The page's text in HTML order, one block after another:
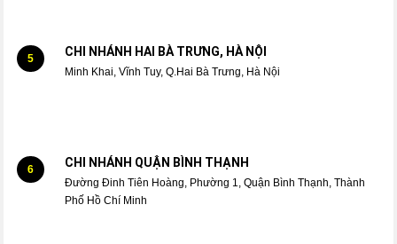
5 CHI NHÁNH HAI BÀ TRƯNG, HÀ NỘI
Minh Khai, Vĩnh Tuy, Q.Hai Bà Trưng, Hà Nội
6 CHI NHÁNH QUẬN BÌNH THẠNH
Đường Đinh Tiên Hoàng, Phường 1, Quận Bình Thạnh, Thành
Phố Hồ Chí Minh